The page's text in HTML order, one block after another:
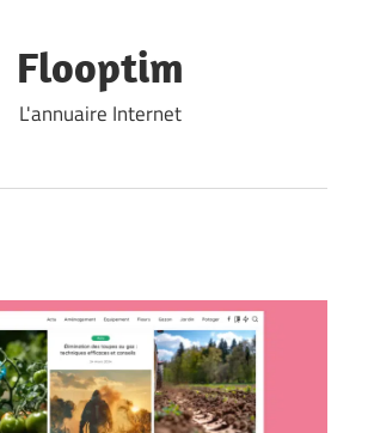
Flooptim
L'annuaire Internet